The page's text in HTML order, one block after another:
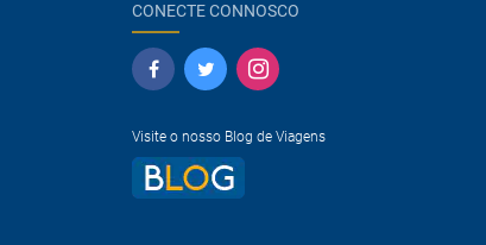
CONECTE CONNOSCO
Visite o nosso Blog de Viagens